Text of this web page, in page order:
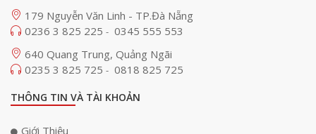
179 Nguyễn Văn Linh - TP.Đà Nẵng
0236 3 825 225 - 0345 555 553
640 Quang Trung, Quảng Ngãi
0235 3 825 725 - 0818 825 725
THÔNG TIN VÀ TÀI KHOẢN
Giới Thiệu